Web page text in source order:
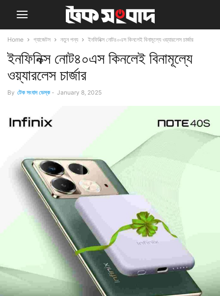
Home গ্যাজেটস নতুন পন্য ইনফিনিক্স নোট৪০এস কিনলেই বিনামূল্যে ওয়্যারলেস চার্জার
ইনফিনিক্স নোট৪০এস কিনলেই বিনামূল্যে
ওয়্যারলেস চার্জার
By টেক সংবাদ ডেস্ক - January 8, 2025